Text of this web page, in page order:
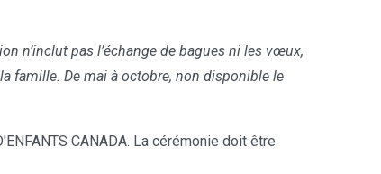
n’inclut pas l’échange de bagues ni les vœux,
famille. De mai à octobre, non disponible le
CANADA. La cérémonie doit être